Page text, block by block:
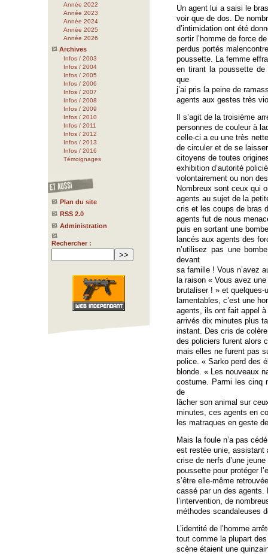
Année 2022
Année 2023
Année 2024
Année 2025
Année 2026
Archives
Infos / 2003
Infos / 2004
Infos / 2005
Infos / 2006
Infos / 2007
Infos / 2008
Infos / 2009
Infos / 2010
Infos / 2011
Infos / 2012
Infos / 2013
Infos / 2016
Témoignages
Plan du site
RSS 2.0
Administration
Rechercher :
Un agent lui a saisi le
voir que de dos. De
d’intimidation ont été
sortir l’homme de force
perdus portés
poussette. La femme
en tirant la poussette de
que
j’ai pris la peine de
agents aux gestes très
Il s’agit de la troisième
personnes de couleur à
celle-ci a eu une très
de circuler et de se
citoyens de toutes
exhibition d’autorité
volontairement ou non
Nombreux sont ceux qui
agents au sujet de la
cris et les coups de bras
agents fut de nous
puis en sortant une
lancés aux agents des
n’utilisez pas une
devant
sa famille ! Vous n’avez
la raison « Vous avez
brutaliser ! » et
lamentables, c’est une
agents, ils ont fait appel
arrivés dix minutes plus
instant. Des cris de
des policiers furent alors
mais elles ne furent pas
police. « Sarko perd des
blonde. « Les nouveaux
costume. Parmi les cinq
de
lâcher son animal sur
minutes, ces agents en
les matraques en geste
Mais la foule n’a pas
est restée unie, assistant
crise de nerfs d’une
poussette pour protéger
s’être elle-même
cassé par un des agents.
l’intervention, de
méthodes scandaleuses
L’identité de l’homme
tout comme la plupart
scène étaient une